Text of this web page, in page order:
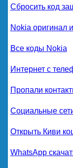
Сбросить код
Nokia оригинал
Все коды Nokia
Интернет с
Пропали
Социальные
Открыть Киви
WhatsApp